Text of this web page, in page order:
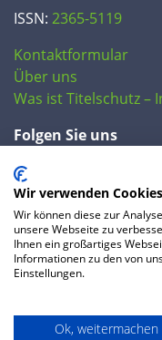
ISSN: 2365-5119
Kontaktformular
Über uns
Was ist Titelschutz –
Folgen Sie uns
FAQ
Wir verwenden Cookies
Wir können diese zur
unsere Webseite zu
Ihnen ein großartiges
Informationen zu den von
Einstellungen.
Ok, weitermachen